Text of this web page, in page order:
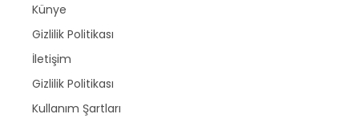
Künye
Gizlilik Politikası
İletişim
Gizlilik Politikası
Kullanım Şartları